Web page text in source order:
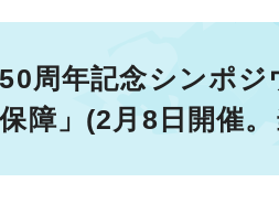
周年記念シンポ
障」(2月8日開催